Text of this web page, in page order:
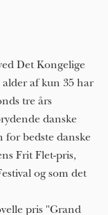
Det Kongelige
af kun 3​5​ har
tre års
danske
for bedste danske
Frit Flet-pris,
og som det
pris "Grand